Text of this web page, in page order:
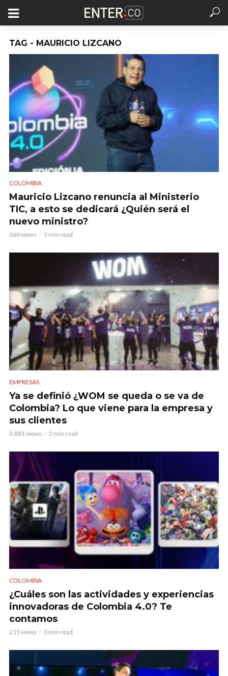
TAG - MAURICIO LIZCANO
COLOMBIA
Mauricio Lizcano renuncia al Ministerio
TIC, a esto se dedicará ¿Quién será el
nuevo ministro?
360 views 3 min read
EMPRESAS
Ya se definió ¿WOM se queda o se va de
Colombia? Lo que viene para la empresa y
sus clientes
3.881 views 2 min read
COLOMBIA
¿Cuáles son las actividades y experiencias
innovadoras de Colombia 4.0? Te
contamos
215 views 3 min read